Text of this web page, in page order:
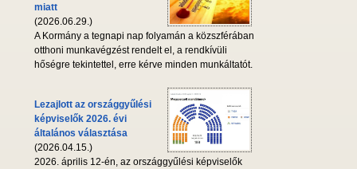
miatt
(2026.06.29.)
A Kormány a tegnapi nap folyamán a közszférában
otthoni munkavégzést rendelt el, a rendkívüli
hőségre tekintettel, erre kérve minden munkáltatót.
Lezajlott az országgyűlési
képviselők 2026. évi
általános választása
(2026.04.15.)
2026. április 12-én, az országgyűlési képviselők